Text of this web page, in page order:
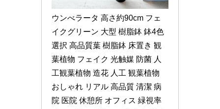
ウンべラータ 高さ約90cm フェ
イクグリーン 大型 樹脂鉢 鉢4色
選択 高品質葉 樹脂鉢 床置き 観
葉植物 フェイク 光触媒 防菌 人
工観葉植物 造花 人工 観葉植物
おしゃれ リアル 高品質 清潔 病
院 医院 休憩所 オフィス 緑視率